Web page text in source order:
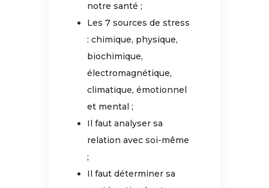
notre santé ;
Les 7 sources de stress
: chimique, physique,
biochimique,
électromagnétique,
climatique, émotionnel
et mental ;
Il faut analyser sa
relation avec soi-même
;
Il faut déterminer sa